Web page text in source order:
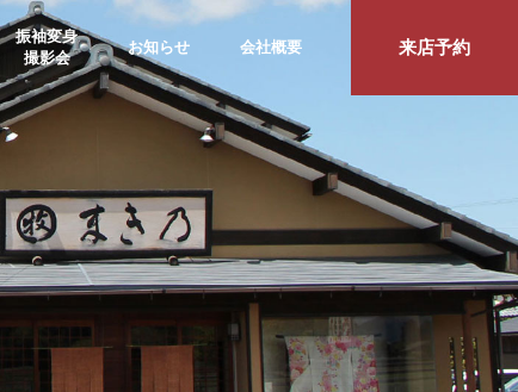
振袖変身
撮影会
お知らせ 会社概要 来店予約